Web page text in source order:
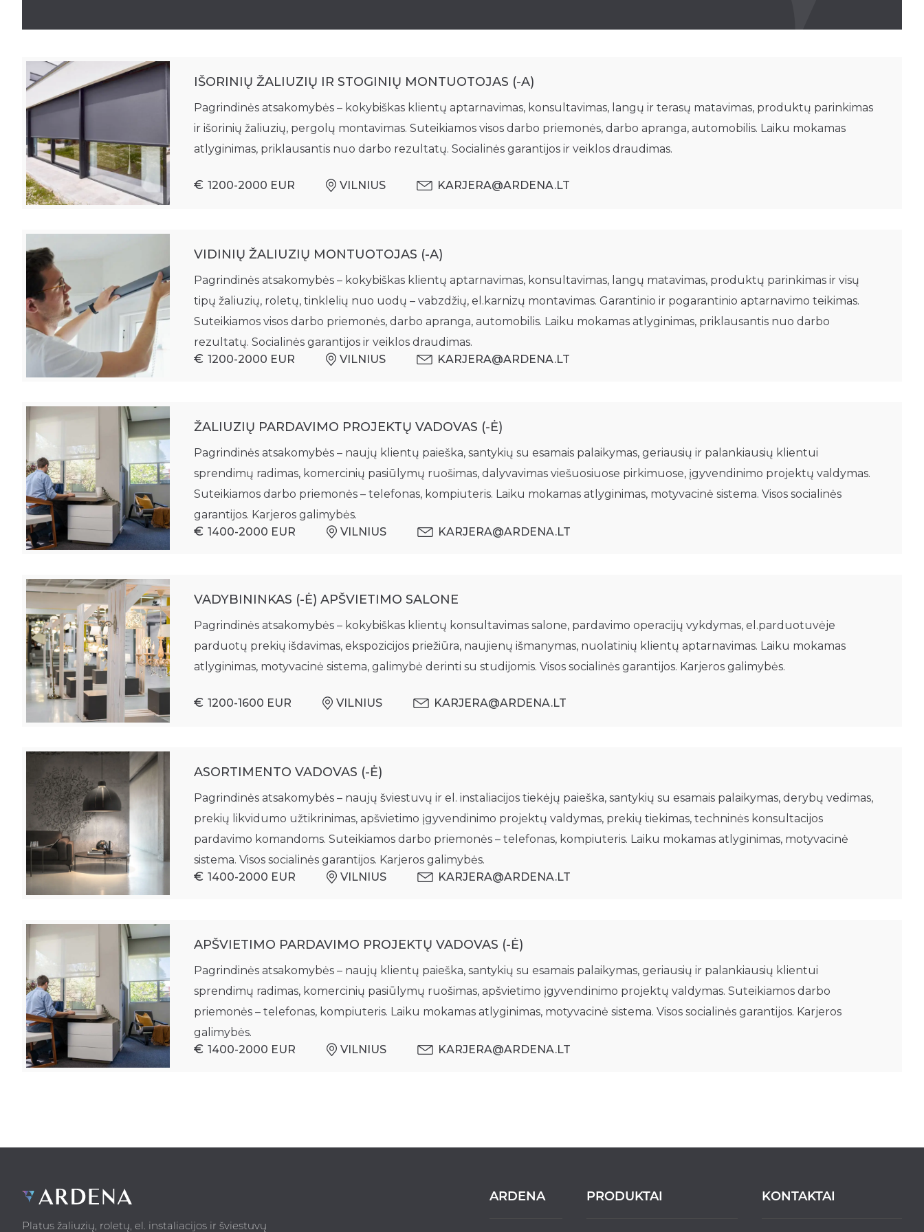
IŠORINIŲ ŽALIUZIŲ IR STOGINIŲ MONTUOTOJAS (-A)
Pagrindinės atsakomybės – kokybiškas klientų aptarnavimas, konsultavimas, langų ir terasų matavimas, produktų parinkimas
ir išorinių žaliuzių, pergolų montavimas. Suteikiamos visos darbo priemonės, darbo apranga, automobilis. Laiku mokamas
atlyginimas, priklausantis nuo darbo rezultatų. Socialinės garantijos ir veiklos draudimas.
1200-2000 EUR VILNIUS KARJERA@ARDENA.LT
VIDINIŲ ŽALIUZIŲ MONTUOTOJAS (-A)
Pagrindinės atsakomybės – kokybiškas klientų aptarnavimas, konsultavimas, langų matavimas, produktų parinkimas ir visų
tipų žaliuzių, roletų, tinklelių nuo uodų – vabzdžių, el.karnizų montavimas. Garantinio ir pogarantinio aptarnavimo teikimas.
Suteikiamos visos darbo priemonės, darbo apranga, automobilis. Laiku mokamas atlyginimas, priklausantis nuo darbo
rezultatų. Socialinės garantijos ir veiklos draudimas.
1200-2000 EUR
VILNIUS KARJERA@ARDENA.LT
ŽALIUZIŲ PARDAVIMO PROJEKTŲ VADOVAS (-Ė)
Pagrindinės atsakomybės – naujų klientų paieška, santykių su esamais palaikymas, geriausių ir palankiausių klientui
sprendimų radimas, komercinių pasiūlymų ruošimas, dalyvavimas viešuosiuose pirkimuose, įgyvendinimo projektų valdymas.
Suteikiamos darbo priemonės – telefonas, kompiuteris. Laiku mokamas atlyginimas, motyvacinė sistema. Visos socialinės
garantijos. Karjeros galimybės.
1400-2000 EUR
VILNIUS KARJERA@ARDENA.LT
VADYBININKAS (-Ė) APŠVIETIMO SALONE
Pagrindinės atsakomybės – kokybiškas klientų konsultavimas salone, pardavimo operacijų vykdymas, el.parduotuvėje
parduotų prekių išdavimas, ekspozicijos priežiūra, naujienų išmanymas, nuolatinių klientų aptarnavimas. Laiku mokamas
atlyginimas, motyvacinė sistema, galimybė derinti su studijomis. Visos socialinės garantijos. Karjeros galimybės.
1200-1600 EUR VILNIUS KARJERA@ARDENA.LT
ASORTIMENTO VADOVAS (-Ė)
Pagrindinės atsakomybės – naujų šviestuvų ir el. instaliacijos tiekėjų paieška, santykių su esamais palaikymas, derybų vedimas,
prekių likvidumo užtikrinimas, apšvietimo įgyvendinimo projektų valdymas, prekių tiekimas, techninės konsultacijos
pardavimo komandoms. Suteikiamos darbo priemonės – telefonas, kompiuteris. Laiku mokamas atlyginimas, motyvacinė
sistema. Visos socialinės garantijos. Karjeros galimybės.
1400-2000 EUR
VILNIUS KARJERA@ARDENA.LT
APŠVIETIMO PARDAVIMO PROJEKTŲ VADOVAS (-Ė)
Pagrindinės atsakomybės – naujų klientų paieška, santykių su esamais palaikymas, geriausių ir palankiausių klientui
sprendimų radimas, komercinių pasiūlymų ruošimas, apšvietimo įgyvendinimo projektų valdymas. Suteikiamos darbo
priemonės – telefonas, kompiuteris. Laiku mokamas atlyginimas, motyvacinė sistema. Visos socialinės garantijos. Karjeros
galimybės.
1400-2000 EUR
VILNIUS KARJERA@ARDENA.LT
Platus žaliuzių, roletų, el. instaliacijos ir šviestuvų
ARDENA PRODUKTAI KONTAKTAI